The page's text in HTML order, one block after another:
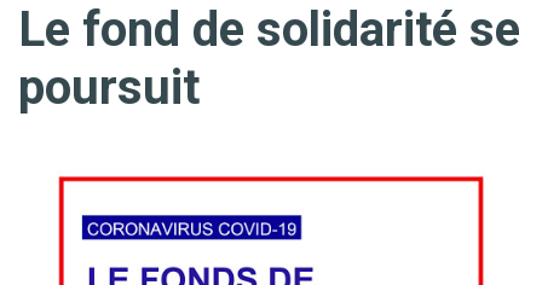
Le fond de solidarité se
poursuit